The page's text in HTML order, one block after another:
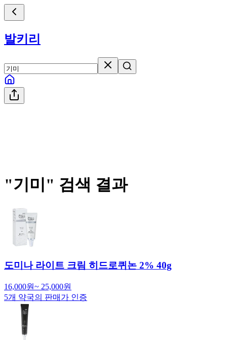
발키리
"기미" 검색 결과
도미나 라이트 크림 히드로퀴논 2% 40g
16,000원~ 25,000원
5개 약국의 판매가 인증